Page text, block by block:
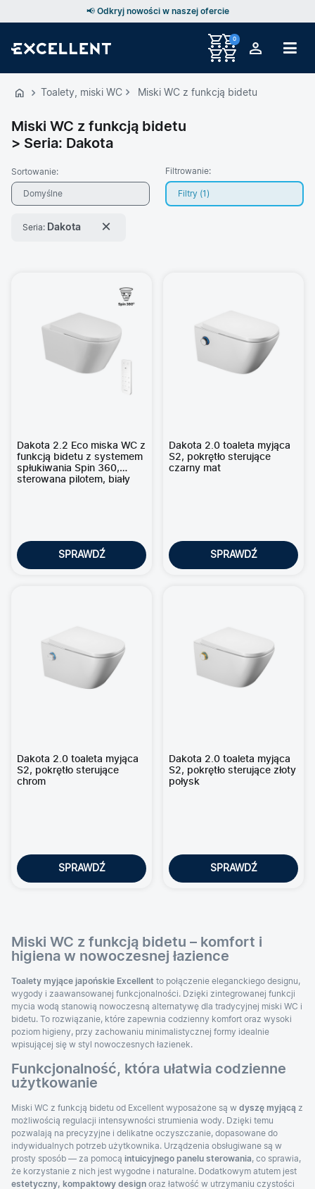
ZAWARTOŚCI
PRODUKTÓW
MENU
MENU
UŻYTKOWNIKA
WYSZUKIWARKI
📢 Odkryj nowości w naszej ofercie
0
Toalety, miski WC Miski WC z funkcją bidetu
Miski WC z funkcją bidetu
> Seria: Dakota
Sortowanie:
Domyślne
Filtrowanie:
Filtry (1 )
Seria: Dakota ×
Dakota 2.2 Eco miska WC z
funkcją bidetu z systemem
spłukiwania Spin 360,
sterowana pilotem, biały
SPRAWDŹ
Dakota 2.0 toaleta myjąca
S2, pokrętło sterujące
czarny mat
SPRAWDŹ
Dakota 2.0 toaleta myjąca
S2, pokrętło sterujące
chrom
SPRAWDŹ
Dakota 2.0 toaleta myjąca
S2, pokrętło sterujące złoty
połysk
SPRAWDŹ
Miski WC z funkcją bidetu – komfort i
higiena w nowoczesnej łazience
Toalety myjące japońskie Excellent to połączenie eleganckiego designu,
wygody i zaawansowanej funkcjonalności. Dzięki zintegrowanej funkcji
mycia wodą stanowią nowoczesną alternatywę dla tradycyjnej miski WC i
bidetu. To rozwiązanie, które zapewnia codzienny komfort oraz wysoki
poziom higieny, przy zachowaniu minimalistycznej formy idealnie
wpisującej się w styl nowoczesnych łazienek.
Funkcjonalność, która ułatwia codzienne
użytkowanie
Miski WC z funkcją bidetu od Excellent wyposażone są w dyszę myjącą z
możliwością regulacji intensywności strumienia wody. Dzięki temu
pozwalają na precyzyjne i delikatne oczyszczanie, dopasowane do
indywidualnych potrzeb użytkownika. Urządzenia obsługiwane są w
prosty sposób — za pomocą intuicyjnego panelu sterowania, co sprawia,
że korzystanie z nich jest wygodne i naturalne. Dodatkowym atutem jest
estetyczny, kompaktowy design oraz łatwość w utrzymaniu czystości